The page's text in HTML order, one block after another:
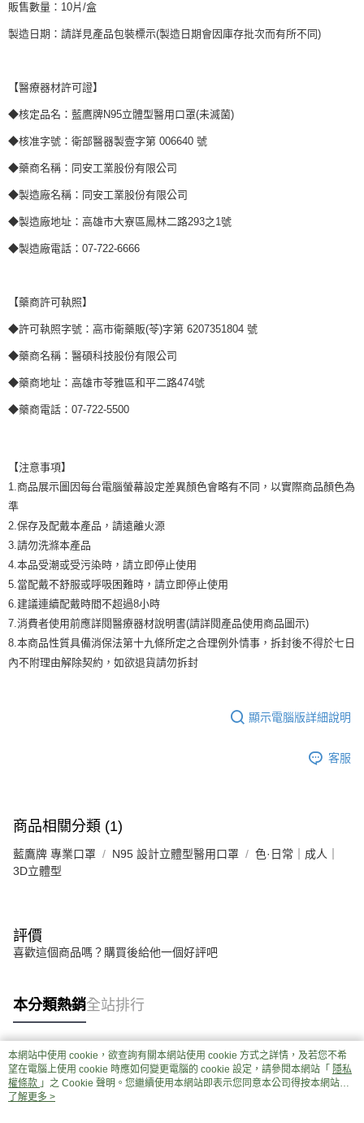
販售數量：10片/盒
製造日期：請詳見產品包裝標示(製造日期會因庫存批次而有所不同)
【醫療器材許可證】
◆核定品名：藍鷹牌N95立體型醫用口罩(未滅菌)
◆核准字號：衛部醫器製壹字第 006640 號
◆藥商名稱：同安工業股份有限公司
◆製造廠名稱：同安工業股份有限公司
◆製造廠地址：高雄市大寮區鳳林二路293之1號
◆製造廠電話：07-722-6666
【藥商許可執照】
◆許可執照字號：高市衛藥販(苓)字第 6207351804 號
◆藥商名稱：醫碩科技股份有限公司
◆藥商地址：高雄市苓雅區和平二路474號
◆藥商電話：07-722-5500
【注意事項】
1.商品展示圖因每台電腦螢幕設定差異顏色會略有不同，以實際商品顏色為
準
2.保存及配戴本產品，請遠離火源
3.請勿洗滌本產品
4.本品受潮或受污染時，請立即停止使用
5.當配戴不舒服或呼吸困難時，請立即停止使用
6.建議連續配戴時間不超過8小時
7.消費者使用前應詳閱醫療器材說明書(請詳閱產品使用商品圖示)
8.本商品性質具備消保法第十九條所定之合理例外情事，拆封後不得於七日
內不附理由解除契約，如欲退貨請勿拆封
顯示電腦版詳細說明
客服
商品相關分類 (1)
藍鷹牌 專業口罩 N95 設計立體型醫用口罩
色·日常｜成人｜
3D立體型
評價
喜歡這個商品嗎？購買後給他一個好評吧
本分類熱銷全站排行
熱門標籤
本網站中使用 cookie，欲查詢有關本網站使用 cookie 方式之詳情，及若您不希
望在電腦上使用 cookie 時應如何變更電腦的 cookie 設定，請參閱本網站「 隱私
權條款 」之 Cookie 聲明。您繼續使用本網站即表示您同意本公司得按本網站使
用條款之 Cookie 聲明使用 cookie。
了解更多 >